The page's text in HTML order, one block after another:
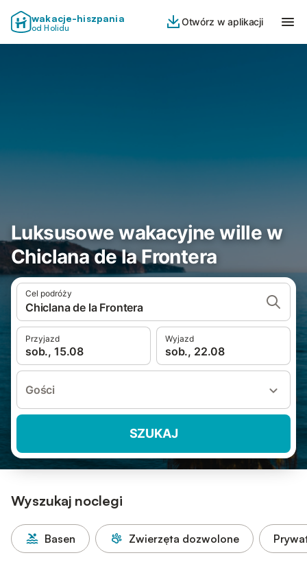
wakacje-hiszpania
od Holidu
Otwórz w aplikacji
Luksusowe wakacyjne wille w
Chiclana de la Frontera
Cel podróży
Chiclana de la Frontera
Przyjazd
sob., 15.08
Wyjazd
sob., 22.08
Gości
SZUKAJ
Wyszukaj noclegi
Basen Zwierzęta dozwolone